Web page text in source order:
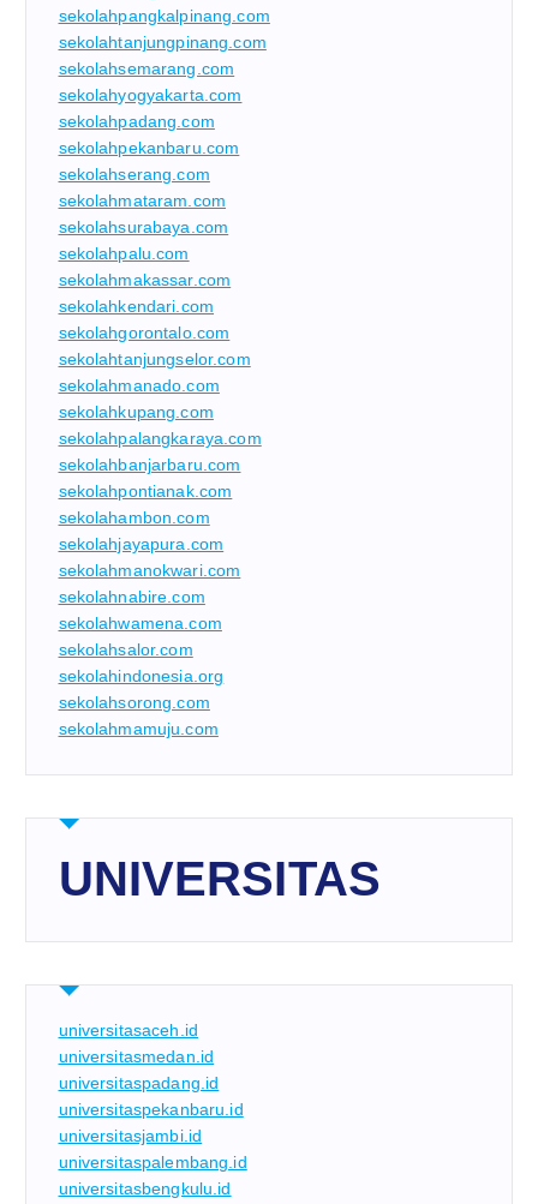
sekolahpangkalpinang.com
sekolahtanjungpinang.com
sekolahsemarang.com
sekolahyogyakarta.com
sekolahpadang.com
sekolahpekanbaru.com
sekolahserang.com
sekolahmataram.com
sekolahsurabaya.com
sekolahpalu.com
sekolahmakassar.com
sekolahkendari.com
sekolahgorontalo.com
sekolahtanjungselor.com
sekolahmanado.com
sekolahkupang.com
sekolahpalangkaraya.com
sekolahbanjarbaru.com
sekolahpontianak.com
sekolahambon.com
sekolahjayapura.com
sekolahmanokwari.com
sekolahnabire.com
sekolahwamena.com
sekolahsalor.com
sekolahindonesia.org
sekolahsorong.com
sekolahmamuju.com
UNIVERSITAS
universitasaceh.id
universitasmedan.id
universitaspadang.id
universitaspekanbaru.id
universitasjambi.id
universitaspalembang.id
universitasbengkulu.id